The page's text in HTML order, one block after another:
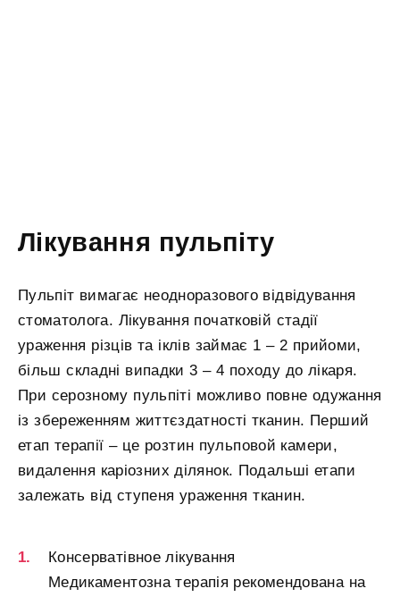
Лікування пульпіту
Пульпіт вимагає неодноразового відвідування
стоматолога. Лікування початковій стадії
ураження різців та іклів займає 1 – 2 прийоми,
більш складні випадки 3 – 4 походу до лікаря.
При серозному пульпіті можливо повне одужання
із збереженням життєздатності тканин. Перший
етап терапії – це розтин пульповой камери,
видалення каріозних ділянок. Подальші етапи
залежать від ступеня ураження тканин.
Консерватівное лікування
Медикаментозна терапія рекомендована на